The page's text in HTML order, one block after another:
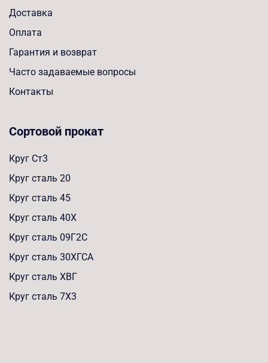
Доставка
Оплата
Гарантия и возврат
Часто задаваемые вопросы
Контакты
Сортовой прокат
Круг Ст3
Круг сталь 20
Круг сталь 45
Круг сталь 40Х
Круг сталь 09Г2С
Круг сталь 30ХГСА
Круг сталь ХВГ
Круг сталь 7Х3